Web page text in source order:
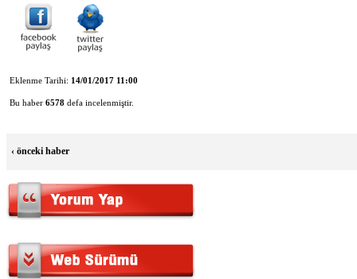
Eklenme Tarihi: 14/01/2017 11:00
Bu haber 6578 defa incelenmiştir.
‹ önceki haber